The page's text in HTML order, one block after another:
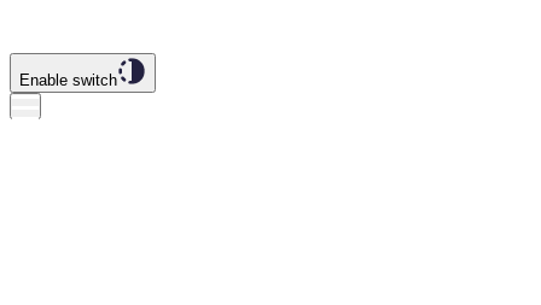
Enable switch